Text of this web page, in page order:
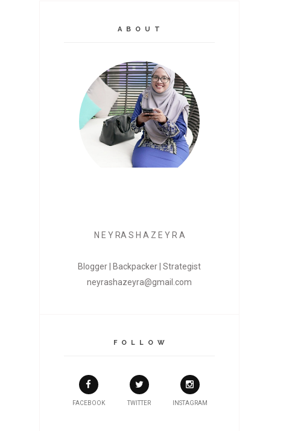
A B O U T
N E Y RA S H A Z E Y R A
Blogger | Backpacker | Strategist
neyrashazeyra@gmail.com
F O L L O W
FACEBOOK TWITTER INSTAGRAM